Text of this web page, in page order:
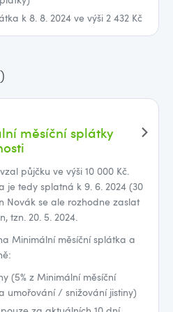
k 8. 8. 2024 ve výši 2 432 Kč
měsíční splátky
půjčku ve výši 10 000 Kč.
je tedy splatná k 9. 6. 2024 (30
Novák se ale rozhodne zaslat
tzn. 20. 5. 2024.
Minimální měsíční splátka a
(5% z Minimální měsíční
umořování / snižování jistiny)